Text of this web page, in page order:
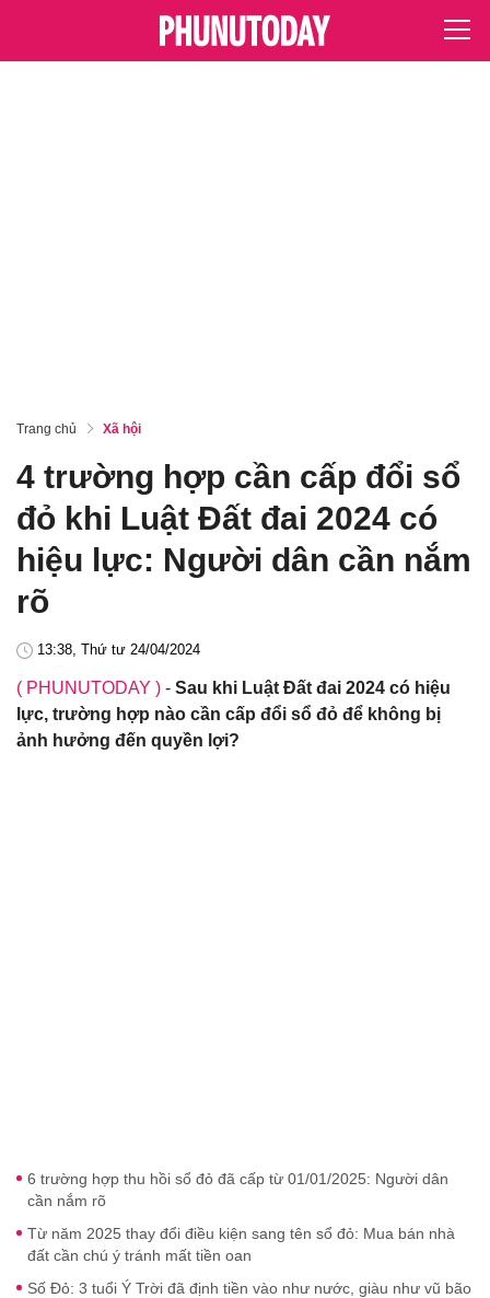
Trang chủ Xã hội
4 trường hợp cần cấp đổi sổ
đỏ khi Luật Đất đai 2024 có
hiệu lực: Người dân cần nắm
rõ
13:38, Thứ tư 24/04/2024
( PHUNUTODAY ) - Sau khi Luật Đất đai 2024 có hiệu
lực, trường hợp nào cần cấp đổi sổ đỏ để không bị
ảnh hưởng đến quyền lợi?
6 trường hợp thu hồi sổ đỏ đã cấp từ 01/01/2025: Người dân
cần nắm rõ
Từ năm 2025 thay đổi điều kiện sang tên sổ đỏ: Mua bán nhà
đất cần chú ý tránh mất tiền oan
Số Đỏ: 3 tuổi Ý Trời đã định tiền vào như nước, giàu như vũ bão